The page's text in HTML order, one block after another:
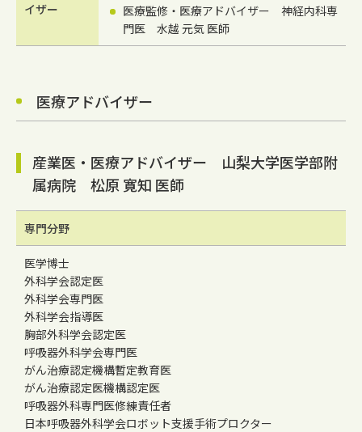
イザー
医療監修・医療アドバイザー 神経内科専
門医 水越 元気 医師
医療アドバイザー
産業医・医療アドバイザー 山梨大学医学部附
属病院 松原 寛知 医師
専門分野
医学博士
外科学会認定医
外科学会専門医
外科学会指導医
胸部外科学会認定医
呼吸器外科学会専門医
がん治療認定機構暫定教育医
がん治療認定医機構認定医
呼吸器外科専門医修練責任者
日本呼吸器外科学会ロボット支援手術プロクター